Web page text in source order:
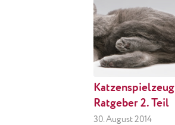
Katzenspielzeug
Ratgeber 2. Teil
30. August 2014